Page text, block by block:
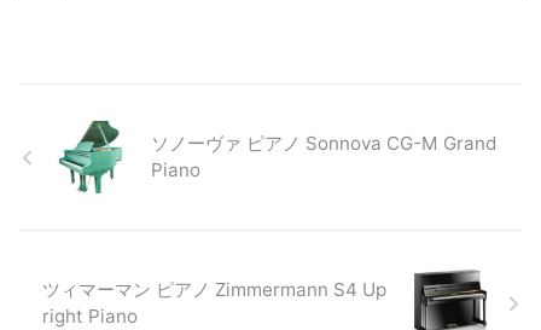
ソノーヴァ ピアノ Sonnova CG-M Grand
Piano
ツィマーマン ピアノ Zimmermann S4 Up
right Piano